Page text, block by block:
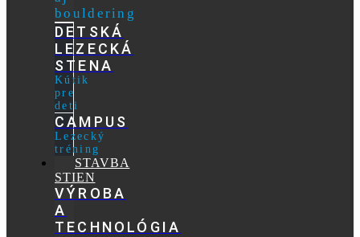
bouldering
DETSKÁ
LEZECKÁ
STENA
Kútik
pre
deti
CAMPUS
Lezecký
tréning
STAVBA
STIEN
VÝROBA
A
TECHNOLÓGIA